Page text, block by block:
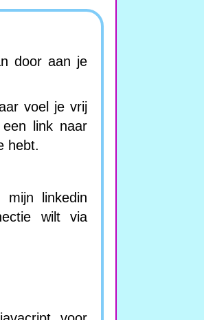
door aan je
voel je vrij
link naar
hebt.
mijn linkedin
wilt via